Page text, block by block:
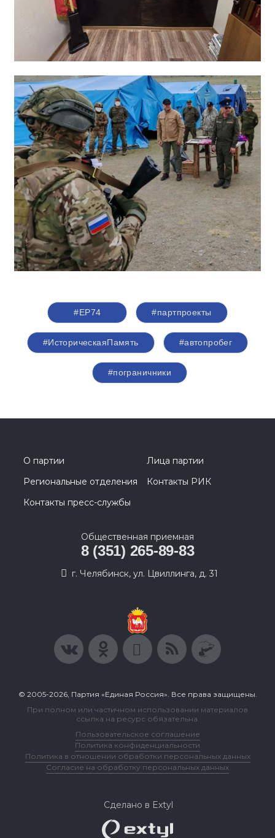
#ЕР74 #партпроекты
#ИсторическаяПамять #автопробег
#пограничники
О партии
Лица партии
Региональные отделения
Контакты РИК
Контакты пресс-службы
Общественная приемная
8 (351) 265-89-83
г. Челябинск, ул. Цвиллинга, д. 31
© 2005-2026, Партия «Единая Россия». Все права защищены.
При полном или частичном использовании материалов
ссылка на ресурс обязательна.
Пользовательское соглашение
Политика конфиденциальности
Политика в отношении обработки персональных данных
Согласие на обработку персональных данных
Сделано в Extyl